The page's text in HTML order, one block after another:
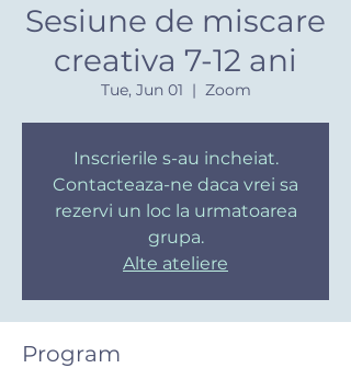
Sesiune de miscare
creativa 7-12 ani
Tue, Jun 01
  |
Zoom
Inscrierile s-au incheiat.
Contacteaza-ne daca vrei sa
rezervi un loc la urmatoarea
grupa.
Alte ateliere
Program